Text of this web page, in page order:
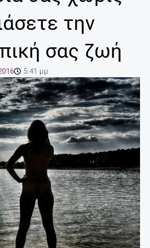
την
σας ζωή
5:41 μμ